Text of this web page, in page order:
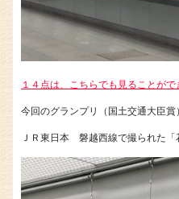
１４点は、こちらでも見ることがで
今回のグランプリ（国土交通大臣賞
ＪＲ東日本 磐越西線で撮られた「